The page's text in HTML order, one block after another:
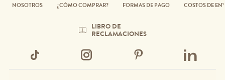
NOSOTROS ¿CÓMO COMPRAR? FORMAS DE PAGO COSTOS DE
LIBRO DE
RECLAMACIONES